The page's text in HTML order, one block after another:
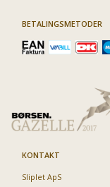
BETALINGSMETODER
KONTAKT
Sliplet ApS